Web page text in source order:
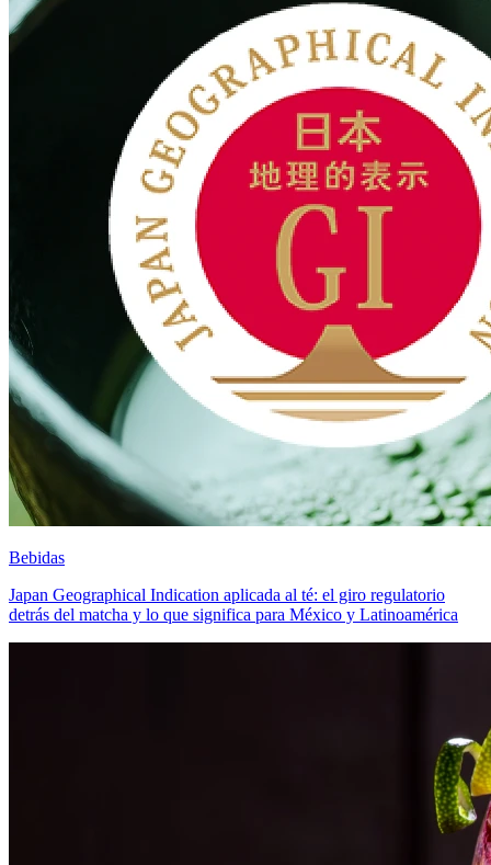
Bebidas
Japan Geographical Indication aplicada al té: el giro regulatorio
detrás del matcha y lo que significa para México y Latinoamérica